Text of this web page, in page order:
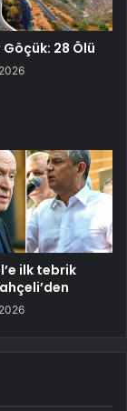
28 Ölü
ilk tebrik